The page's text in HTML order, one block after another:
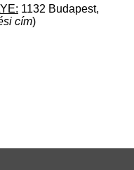
1132 Budapest,
cím)